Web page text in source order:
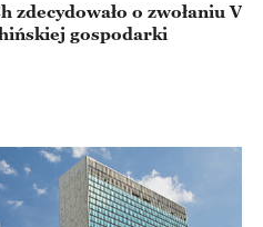
zdecydowało o zwołaniu V
gospodarki